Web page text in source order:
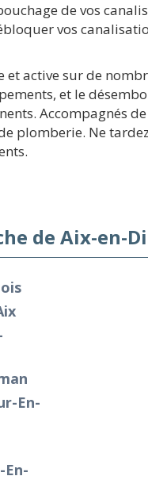
de vos
vos
active sur de
et le
Accompagnés
plomberie. Ne
de Aix-en-
En-